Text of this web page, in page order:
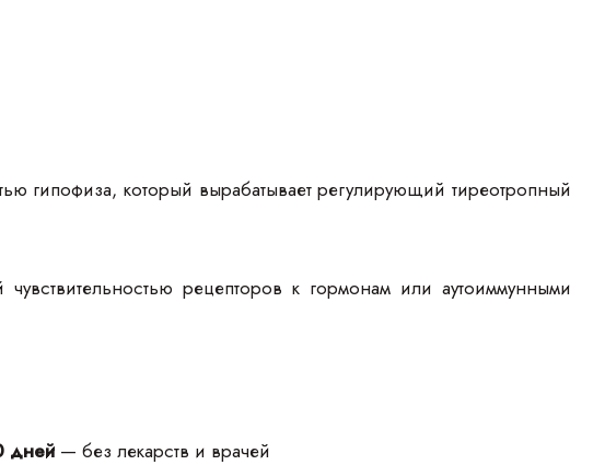
гипофиза, который вырабатывает регулирующий тиреотропный
рецепторов к гормонам или аутоиммунными
дней — без лекарств и врачей